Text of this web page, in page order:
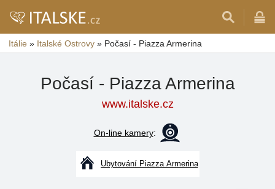
Itálie » Italské Ostrovy » Počasí - Piazza Armerina
Počasí - Piazza Armerina
www.italske.cz
On-line kamery:
Ubytování Piazza Armerina